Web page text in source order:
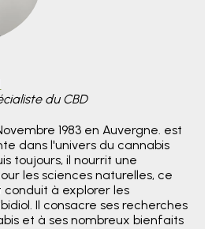
du CBD
1983 en Auvergne. est
dans l'univers du cannabis
toujours, il nourrit une
les sciences naturelles, ce
à explorer les
Il consacre ses recherches
et à ses nombreux bienfaits